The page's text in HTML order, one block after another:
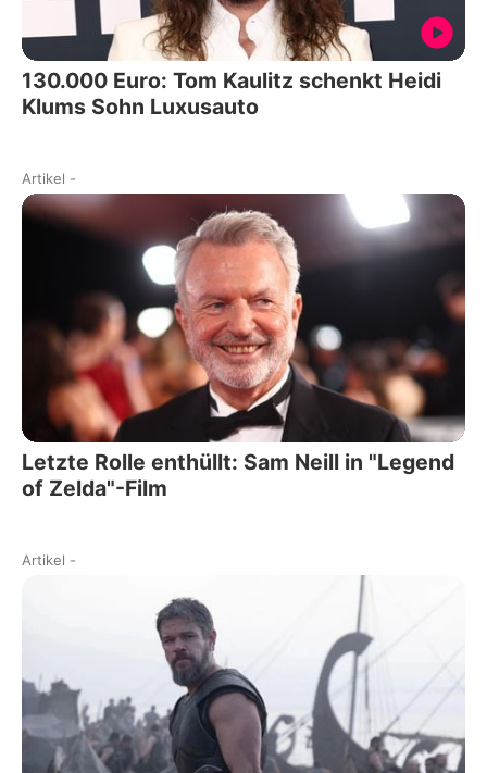
130.000 Euro: Tom Kaulitz schenkt Heidi
Klums Sohn Luxusauto
Artikel -
Letzte Rolle enthüllt: Sam Neill in "Legend
of Zelda"-Film
Artikel -